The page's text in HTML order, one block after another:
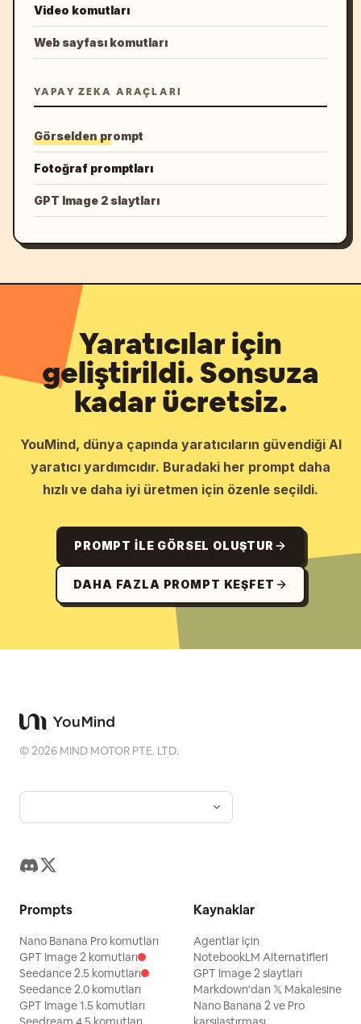
Video komutları
Web sayfası komutları
YAPAY ZEKA ARAÇLARI
Görselden prompt
Fotoğraf promptları
GPT Image 2 slaytları
Yaratıcılar için
geliştirildi. Sonsuza
kadar ücretsiz.
YouMind, dünya çapında yaratıcıların güvendiği AI
yaratıcı yardımcıdır. Buradaki her prompt daha
hızlı ve daha iyi üretmen için özenle seçildi.
PROMPT ILE GÖRSEL OLUŞTUR
DAHA FAZLA PROMPT KEŞFET
©2026 MIND MOTOR PTE. LTD.
Prompts
Nano Banana Pro komutları
GPT Image 2 komutları
Seedance 2.5 komutları
Seedance 2.0 komutları
GPT Image 1.5 komutları
Kaynaklar
Agentlar için
NotebookLM Alternatifleri
GPT Image 2 slaytları
Markdown'dan 𝕏 Makalesine
Nano Banana 2 ve Pro